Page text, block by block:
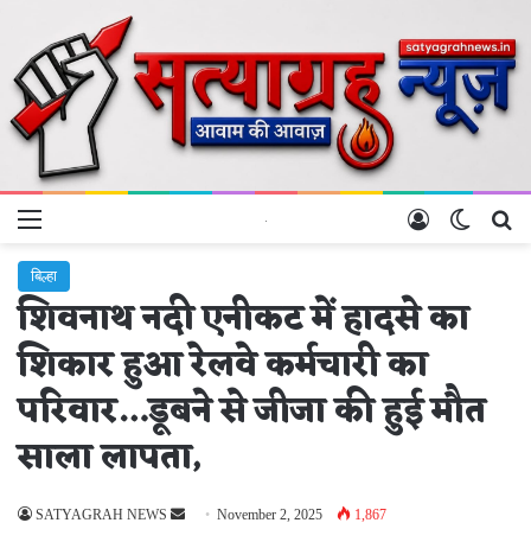
Menu Switch
Log In
बिल्हा
शिवनाथ नदी एनीकट में हादसे का
शिकार हुआ रेलवे कर्मचारी का
परिवार…डूबने से जीजा की हुई मौत
साला लापता,
SATYAGRAH NEWS
Send November 2, 2025 1,867